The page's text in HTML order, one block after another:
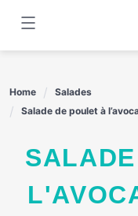
content
Home
Salades
Salade de poulet à
SALADE DE POULET À